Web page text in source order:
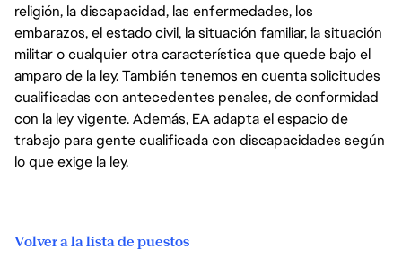
religión, la discapacidad, las enfermedades, los
embarazos, el estado civil, la situación familiar, la situación
militar o cualquier otra característica que quede bajo el
amparo de la ley. También tenemos en cuenta solicitudes
cualificadas con antecedentes penales, de conformidad
con la ley vigente. Además, EA adapta el espacio de
trabajo para gente cualificada con discapacidades según
lo que exige la ley.
Volver a la lista de puestos